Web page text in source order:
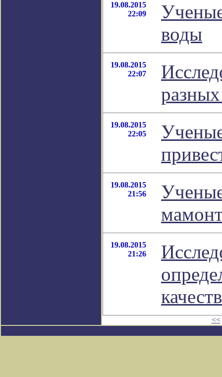
19.08.2015
22:09
воды
19.08.2015
22:07
19.08.2015
22:05
19.08.2015
21:56
19.08.2015
21:26
<<